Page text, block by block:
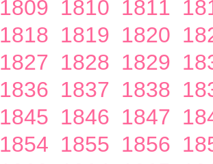
1809 1810 1811
1818 1819 1820
1827 1828 1829
1836 1837 1838
1845 1846 1847
1854 1855 1856